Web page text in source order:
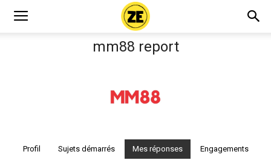
mm88 report
Profil Sujets démarrés Mes réponses Engagements